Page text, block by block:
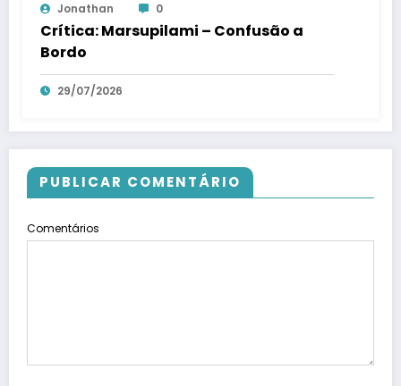
Jonathan 0
Crítica: Marsupilami – Confusão a
Bordo
29/07/2026
PUBLICAR COMENTÁRIO
Comentários